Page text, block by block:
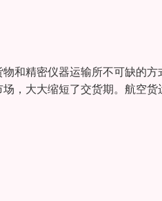
和精密仪器运输所不可缺的方
，大大缩短了交货期。航空货